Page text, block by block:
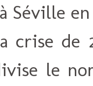
Séville
crise
le